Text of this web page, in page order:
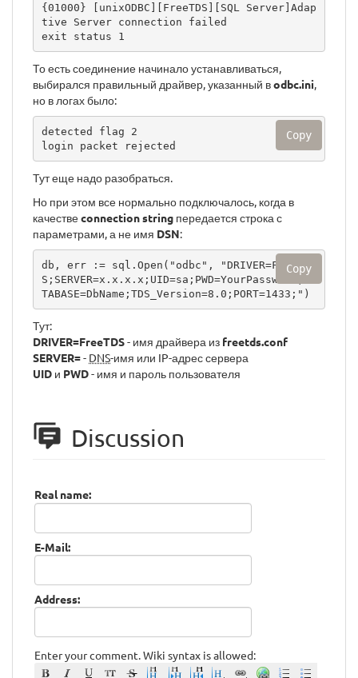
{01000} [unixODBC][FreeTDS][SQL Server]Adap
tive Server connection failed
exit status 1
То есть соединение начинало устанавливаться,
выбирался правильный драйвер, указанный вodbc.ini,
но в логах было:
detected flag 2
login packet rejected
Copy
Тут еще надо разобраться.
Но при этом все нормально подключалось, когда в
качествеconnection string передается строка с
параметрами, а не имя DSN:
db, err := sql.Open("odbc", "DRIVER=FreeTD
S;SERVER=x.x.x.x;UID=sa;PWD=YourPassword;DA
TABASE=DbName;TDS_Version=8.0;PORT=1433;")
Copy
Тут:
DRIVER=FreeTDS- имя драйвера из freetds.conf
SERVER=- DNS-имя или IP-адрес сервера
UID и PWD- имя и пароль пользователя
Discussion
Real name:
E-Mail:
Address:
Enter your comment. Wiki syntax is allowed: